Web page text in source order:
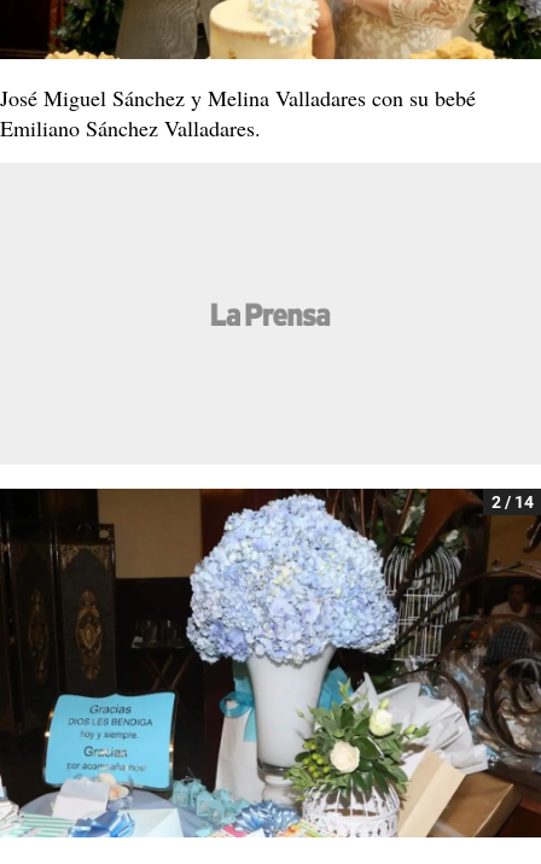
José Miguel Sánchez y Melina Valladares con su bebé
Emiliano Sánchez Valladares.
2 / 14